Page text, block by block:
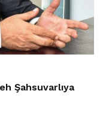
Şahsuvarlıya